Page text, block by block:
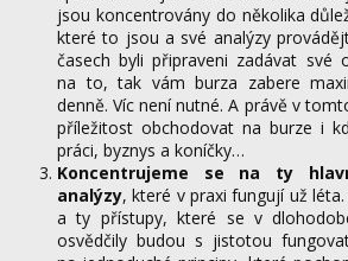
jsou koncentrovány do několika
které to jsou a své analýzy
časech byli připraveni zadávat své
na to, tak vám burza zabere
denně. Víc není nutné. A právě v
příležitost obchodovat na burze i
práci, byznys a koníčky…
Koncentrujeme se na ty
analýzy, které v praxi fungují už
a ty přístupy, které se v
osvědčily budou s jistotou